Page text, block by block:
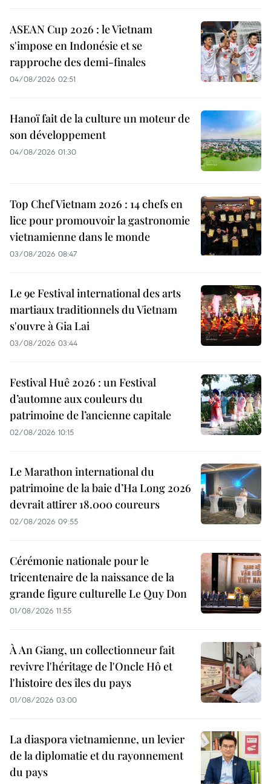
ASEAN Cup 2026 : le Vietnam
s'impose en Indonésie et se
rapproche des demi-finales
04/08/2026 02:51
Hanoï fait de la culture un moteur de
son développement
04/08/2026 01:30
Top Chef Vietnam 2026 : 14 chefs en
lice pour promouvoir la gastronomie
vietnamienne dans le monde
03/08/2026 08:47
Le 9e Festival international des arts
martiaux traditionnels du Vietnam
s'ouvre à Gia Lai
03/08/2026 03:44
Festival Huê 2026 : un Festival
d’automne aux couleurs du
patrimoine de l’ancienne capitale
02/08/2026 10:15
Le Marathon international du
patrimoine de la baie d’Ha Long 2026
devrait attirer 18.000 coureurs
02/08/2026 09:55
Cérémonie nationale pour le
tricentenaire de la naissance de la
grande figure culturelle Le Quy Don
01/08/2026 11:55
À An Giang, un collectionneur fait
revivre l'héritage de l'Oncle Hô et
l'histoire des îles du pays
01/08/2026 03:00
La diaspora vietnamienne, un levier
de la diplomatie et du rayonnement
du pays